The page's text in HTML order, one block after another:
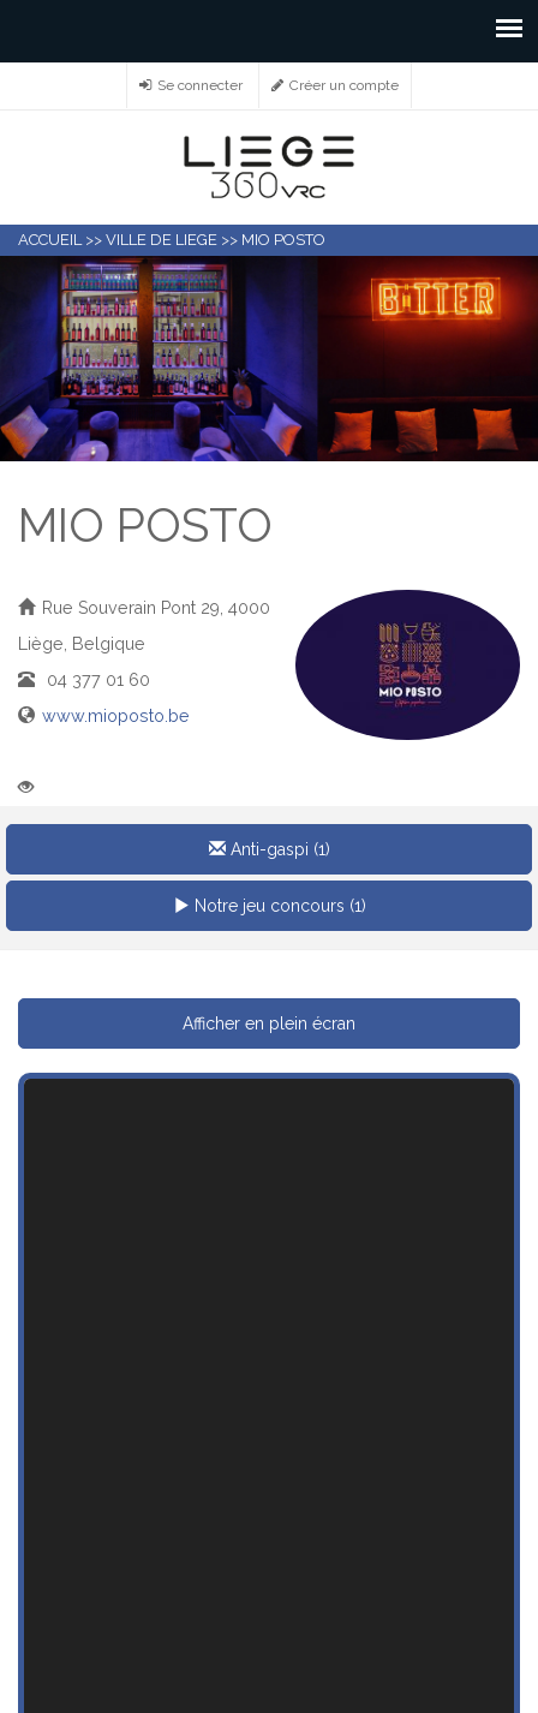
Se connecter Créer un compte
ACCUEIL>> VILLE DE LIEGE >> MIO POSTO
MIO POSTO
Rue Souverain Pont 29, 4000
Liège, Belgique
04 377 01 60
www.mioposto.be
Anti-gaspi (1)
Notre jeu concours (1)
Afficher en plein écran